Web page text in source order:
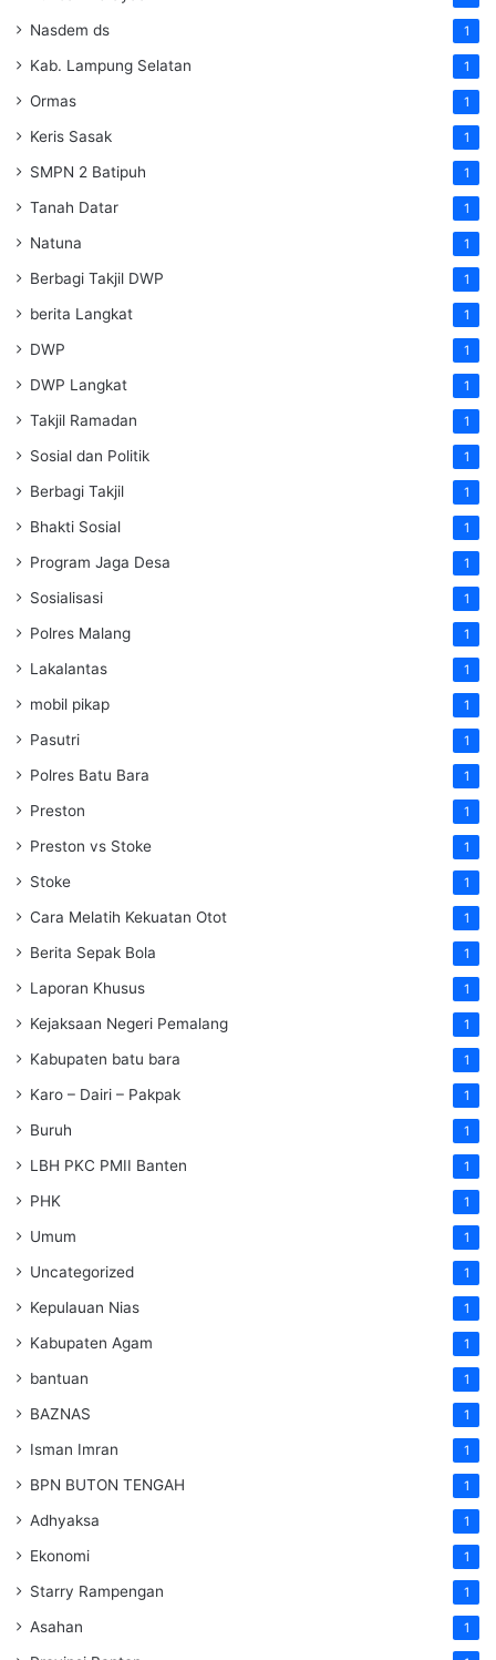
Nasdem ds 1
Kab. Lampung Selatan 1
Ormas 1
Keris Sasak 1
SMPN 2 Batipuh 1
Tanah Datar 1
Natuna 1
Berbagi Takjil DWP 1
berita Langkat 1
DWP 1
DWP Langkat 1
Takjil Ramadan 1
Sosial dan Politik 1
Berbagi Takjil 1
Bhakti Sosial 1
Program Jaga Desa 1
Sosialisasi 1
Polres Malang 1
Lakalantas 1
mobil pikap 1
Pasutri 1
Polres Batu Bara 1
Preston 1
Preston vs Stoke 1
Stoke 1
Cara Melatih Kekuatan Otot 1
Berita Sepak Bola 1
Laporan Khusus 1
Kejaksaan Negeri Pemalang 1
Kabupaten batu bara 1
Karo – Dairi – Pakpak 1
Buruh 1
LBH PKC PMII Banten 1
PHK 1
Umum 1
Uncategorized 1
Kepulauan Nias 1
Kabupaten Agam 1
bantuan 1
BAZNAS 1
Isman Imran 1
BPN BUTON TENGAH 1
Adhyaksa 1
Ekonomi 1
Starry Rampengan 1
Asahan 1